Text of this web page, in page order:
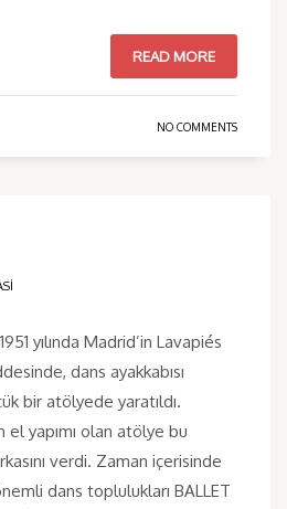
READ MORE
NO COMMENTS
yılında Madrid’in Lavapiés
dans ayakkabısı
bir atölyede yaratıldı.
el yapımı olan atölye bu
verdi. Zaman içerisinde
dans toplulukları BALLET